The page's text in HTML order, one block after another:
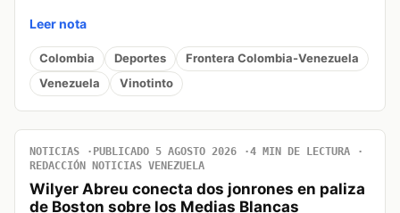
Leer nota
Colombia Deportes
Frontera Colombia-Venezuela
Venezuela
Vinotinto
NOTICIAS PUBLICADO 5 AGOSTO 2026
4 MIN DE LECTURA
REDACCIÓN NOTICIAS VENEZUELA
Wilyer Abreu conecta dos jonrones en paliza
de Boston sobre los Medias Blancas